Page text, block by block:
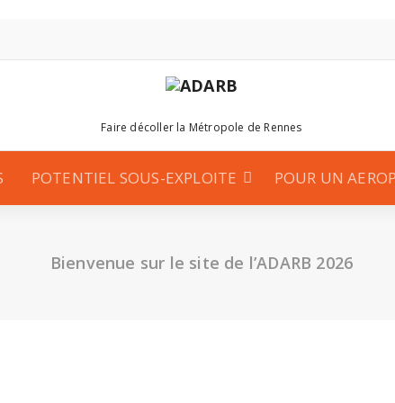
Faire décoller la Métropole de Rennes
POTENTIEL SOUS-EXPLOITE POUR UN
Bienvenue sur le site de l’ADARB 2026